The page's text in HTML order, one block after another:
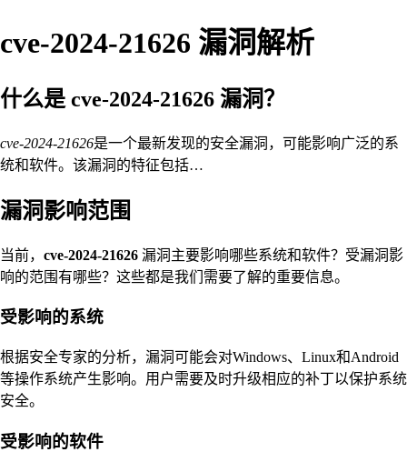
cve-2024-21626 漏洞解析
什么是 cve-2024-21626 漏洞？
cve-2024-21626是一个最新发现的安全漏洞，可能影响广泛的系
统和软件。该漏洞的特征包括…
漏洞影响范围
当前， cve-2024-21626 漏洞主要影响哪些系统和软件？受漏洞影
响的范围有哪些？这些都是我们需要了解的重要信息。
受影响的系统
根据安全专家的分析，漏洞可能会对Windows、Linux和Android
等操作系统产生影响。用户需要及时升级相应的补丁以保护系统
安全。
受影响的软件